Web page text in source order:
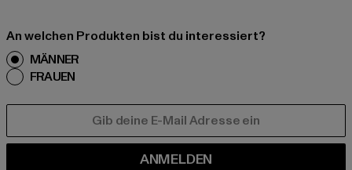
An welchen Produkten bist du interessiert?
MÄNNER
FRAUEN
ANMELDEN